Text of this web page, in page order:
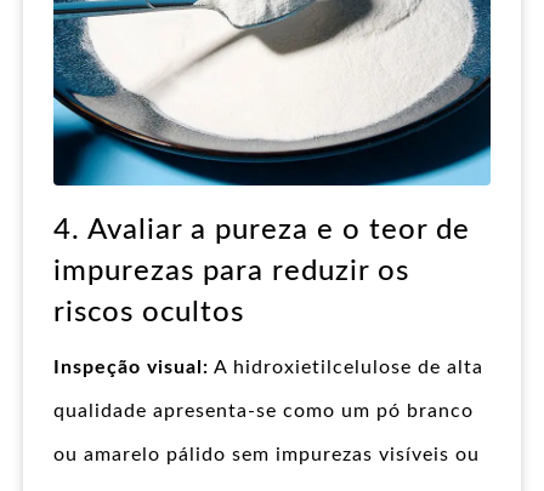
4. Avaliar a pureza e o teor de
impurezas para reduzir os
riscos ocultos
Inspeção visual: A hidroxietilcelulose de alta
qualidade apresenta-se como um pó branco
ou amarelo pálido sem impurezas visíveis ou